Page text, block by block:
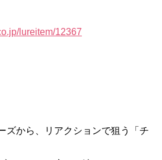
lureitem/12367
ズから、リアクションで狙う「チ